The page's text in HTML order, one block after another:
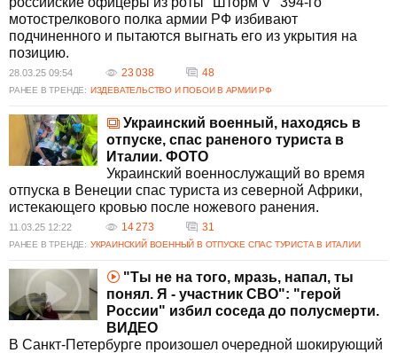
мотострелкового полка армии РФ избивают
подчиненного и пытаются выгнать его из укрытия на
позицию.
28.03.25 09:54 23 038 48
РАНЕЕ В ТРЕНДЕ: ИЗДЕВАТЕЛЬСТВО И ПОБОИ В АРМИИ РФ
Украинский военный, находясь в
отпуске, спас раненого туриста в
Италии. ФОТО
Украинский военнослужащий во время
отпуска в Венеции спас туриста из северной Африки,
истекающего кровью после ножевого ранения.
11.03.25 12:22 14 273 31
РАНЕЕ В ТРЕНДЕ: УКРАИНСКИЙ ВОЕННЫЙ В ОТПУСКЕ СПАС ТУРИСТА В ИТАЛИИ
"Ты не на того, мразь, напал, ты
понял. Я - участник СВО": "герой
России" избил соседа до полусмерти.
ВИДЕО
В Санкт-Петербурге произошел очередной шокирующий